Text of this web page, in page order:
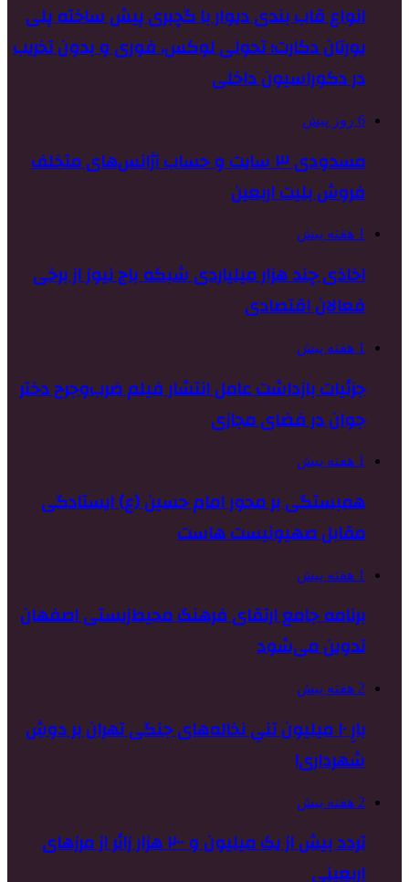
انواع قاب بندی دیوار با گچبری پیش ساخته پلی
یورتان دکارت؛ تحولی لوکس، فوری و بدون تخریب
در دکوراسیون داخلی
6 روز پیش
مسدودی ۳ سایت و حساب آژانس‌های متخلف
فروش بلیت اربعین
1 هفته پیش
اخاذی چند هزار میلیاردی شبکه باج نیوز از برخی
فعالان اقتصادی
1 هفته پیش
جزئیات بازداشت عامل انتشار فیلم ضرب‌وجرح دختر
جوان در فضای مجازی
1 هفته پیش
همبستگی بر محور امام حسین (ع) ایستادگی
مقابل صهیونیست هاست
1 هفته پیش
برنامه جامع ارتقای فرهنگ محیط‌زیستی اصفهان
تدوین می‌شود
2 هفته پیش
بارِ ۱۰ میلیون تنیِ نخاله‌های جنگی تهران بر دوشِ
شهرداری!
2 هفته پیش
تردد بیش از یک میلیون و ۲۰۰ هزار زائر از مرزهای
اربعینی